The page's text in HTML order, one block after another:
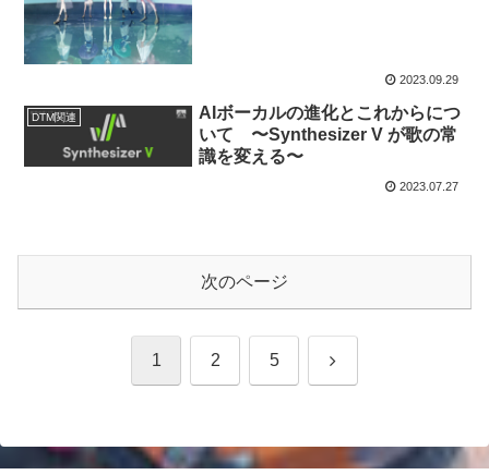
2023.09.29
DTM関連
AIボーカルの進化とこれからにつ
いて 〜Synthesizer V が歌の常
識を変える〜
2023.07.27
次のページ
1 2 5 次